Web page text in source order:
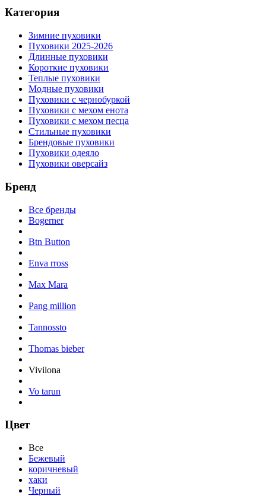
Категория
Зимние пуховики
Пуховики 2025-2026
Длинные пуховики
Короткие пуховики
Теплые пуховики
Модные пуховики
Пуховики с чернобуркой
Пуховики с мехом енота
Пуховики с мехом песца
Стильные пуховики
Брендовые пуховики
Пуховики одеяло
Пуховики оверсайз
Бренд
Все бренды
Bogerner
Btn Button
Enva rross
Max Mara
Pang million
Tannossto
Thomas bieber
Vivilona
Vo tarun
Цвет
Все
Бежевый
коричневый
хаки
Черный